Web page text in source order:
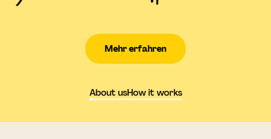
Mehr erfahren
About usHow it works